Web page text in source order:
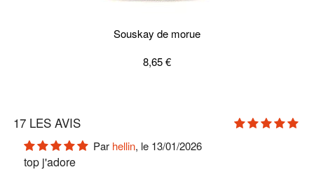
Souskay de morue
8,65 €
17LES AVIS
Par hellin, le 13/01/2026
top j'adore